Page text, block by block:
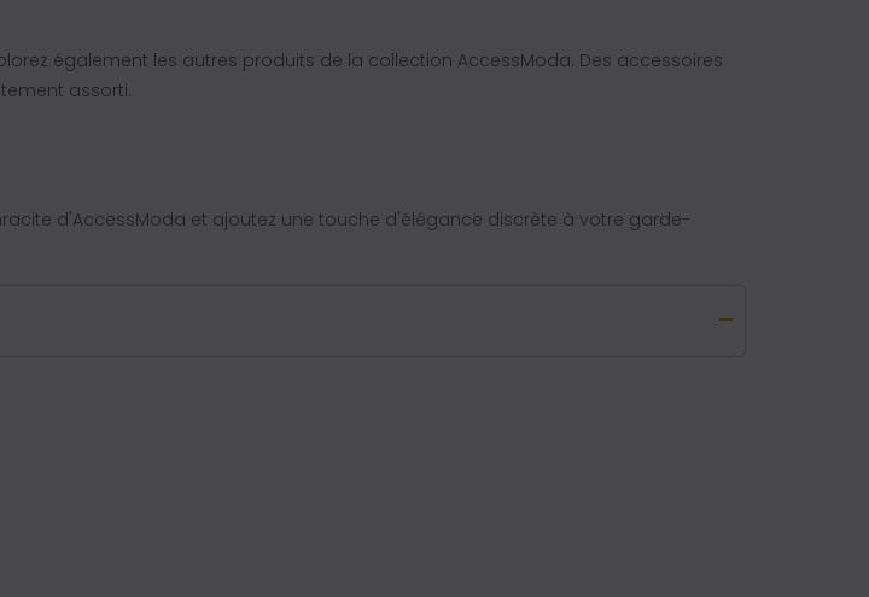
également les autres produits de la collection AccessModa. Des accessoires
assorti.
d'AccessModa et ajoutez une touche d'élégance discrète à votre garde-